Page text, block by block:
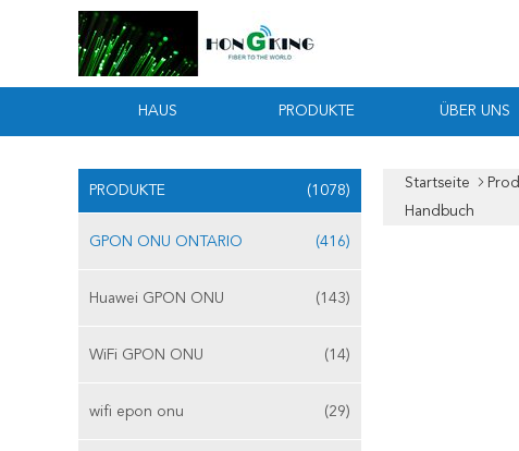
HAUS PRODUKTE ÜBER UNS
PRODUKTE (1078)
GPON ONU ONTARIO (416)
Huawei GPON ONU (143)
WiFi GPON ONU (14)
wifi epon onu (29)
Startseite
Handbuch